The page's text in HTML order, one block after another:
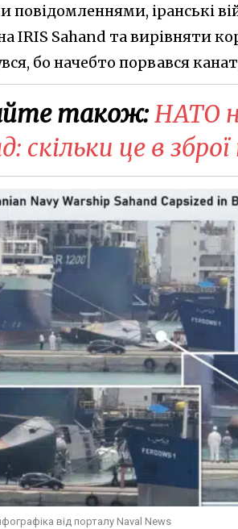
повідомленнями, іранські
IRIS Sahand та вирівняти
бо начебто порвався
також:НАТО
скільки це в
від порталу Naval News